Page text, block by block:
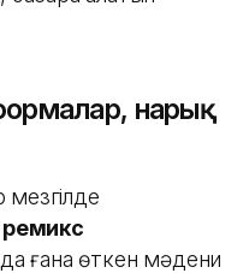
нарық
мезгілде
ремикс
ғана өткен мәдени